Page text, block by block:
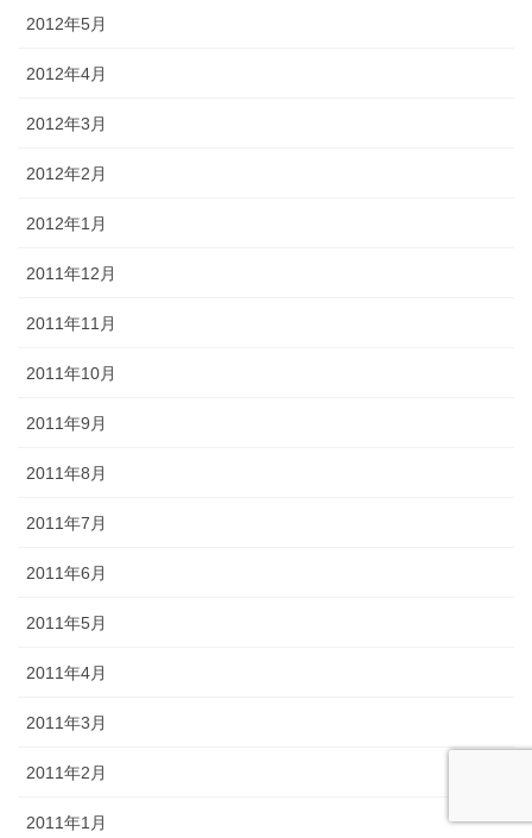
2012年5月
2012年4月
2012年3月
2012年2月
2012年1月
2011年12月
2011年11月
2011年10月
2011年9月
2011年8月
2011年7月
2011年6月
2011年5月
2011年4月
2011年3月
2011年2月
2011年1月